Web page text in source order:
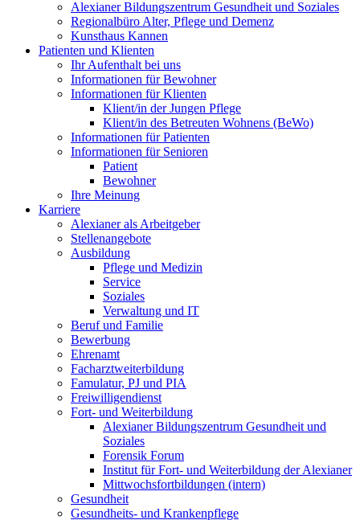
Alexianer Bildungszentrum Gesundheit und Soziales
Regionalbüro Alter, Pflege und Demenz
Kunsthaus Kannen
Patienten und Klienten
Ihr Aufenthalt bei uns
Informationen für Bewohner
Informationen für Klienten
Klient/in der Jungen Pflege
Klient/in des Betreuten Wohnens (BeWo)
Informationen für Patienten
Informationen für Senioren
Patient
Bewohner
Ihre Meinung
Karriere
Alexianer als Arbeitgeber
Stellenangebote
Ausbildung
Pflege und Medizin
Service
Soziales
Verwaltung und IT
Beruf und Familie
Bewerbung
Ehrenamt
Facharztweiterbildung
Famulatur, PJ und PIA
Freiwilligendienst
Fort- und Weiterbildung
Alexianer Bildungszentrum Gesundheit und
Soziales
Forensik Forum
Institut für Fort- und Weiterbildung der Alexianer
Mittwochsfortbildungen (intern)
Gesundheit
Gesundheits- und Krankenpflege